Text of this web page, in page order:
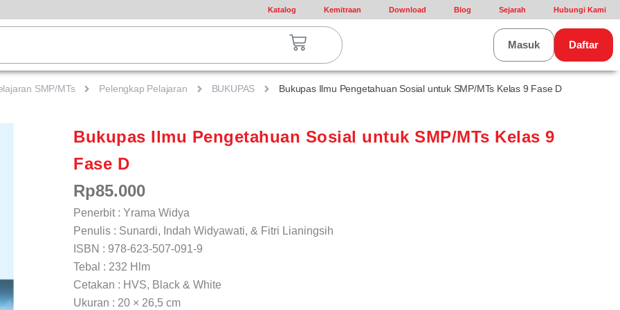
Katalog Kemitraan Download Blog Sejarah Hubungi Kami
Cart Daftar
Masuk
SMP/MTs Pelengkap Pelajaran BUKUPAS Bukupas Ilmu Pengetahuan Sosial untuk SMP/MTs Kelas 9 Fase D
Bukupas Ilmu Pengetahuan Sosial untuk SMP/MTs Kelas 9
Fase D
Rp85.000
Penerbit : Yrama Widya
Penulis : Sunardi, Indah Widyawati, & Fitri Lianingsih
ISBN : 978-623-507-091-9
Tebal : 232 Hlm
Cetakan : HVS, Black & White
Ukuran : 20 × 26,5 cm